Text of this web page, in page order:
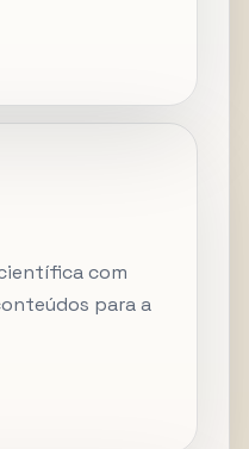
com
para a